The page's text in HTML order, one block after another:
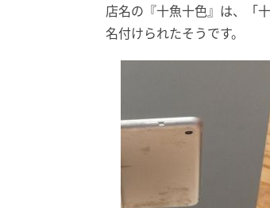
店名の『十魚十色』は、「
名付けられたそうです。